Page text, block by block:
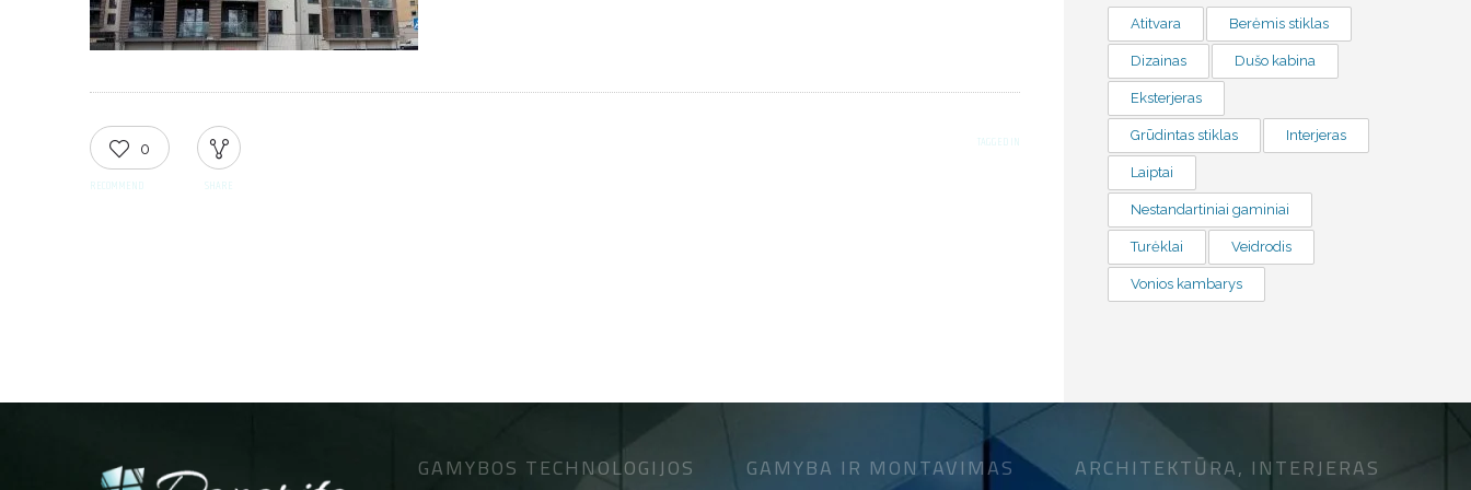
0
RECOMMEND SHARE
TAGGED IN
Atitvara Berėmis stiklas
Dizainas Dušo kabina
Eksterjeras
Grūdintas stiklas Interjeras
Laiptai
Nestandartiniai gaminiai
Turėklai Veidrodis
Vonios kambarys
GAMYBOS TECHNOLOGIJOS GAMYBA IR MONTAVIMAS ARCHITEKTŪRA, INTERJERAS